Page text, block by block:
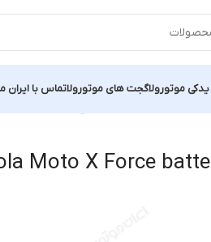
موتورولاگجت های موتورولاتماس با ایران
Moto X Force